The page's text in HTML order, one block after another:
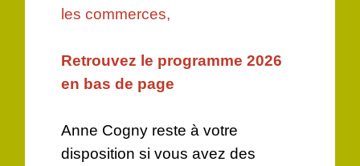
les commerces,
Retrouvez le programme 2026
en bas de page
Anne Cogny reste à votre
disposition si vous avez des